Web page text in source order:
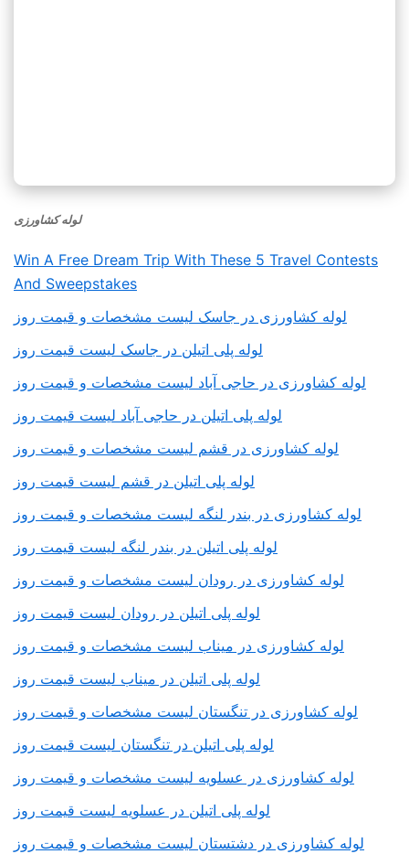
لوله کشاورزی
Win A Free Dream Trip With These 5 Travel Contests
And Sweepstakes
لوله کشاورزی در جاسک لیست مشخصات و قیمت روز
لوله پلی اتیلن در جاسک لیست قیمت روز
لوله کشاورزی در حاجی آباد لیست مشخصات و قیمت روز
لوله پلی اتیلن در حاجی آباد لیست قیمت روز
لوله کشاورزی در قشم لیست مشخصات و قیمت روز
لوله پلی اتیلن در قشم لیست قیمت روز
لوله کشاورزی در بندر لنگه لیست مشخصات و قیمت روز
لوله پلی اتیلن در بندر لنگه لیست قیمت روز
لوله کشاورزی در رودان لیست مشخصات و قیمت روز
لوله پلی اتیلن در رودان لیست قیمت روز
لوله کشاورزی در میناب لیست مشخصات و قیمت روز
لوله پلی اتیلن در میناب لیست قیمت روز
لوله کشاورزی در تنگستان لیست مشخصات و قیمت روز
لوله پلی اتیلن در تنگستان لیست قیمت روز
لوله کشاورزی در عسلویه لیست مشخصات و قیمت روز
لوله پلی اتیلن در عسلویه لیست قیمت روز
لوله کشاورزی در دشتستان لیست مشخصات و قیمت روز